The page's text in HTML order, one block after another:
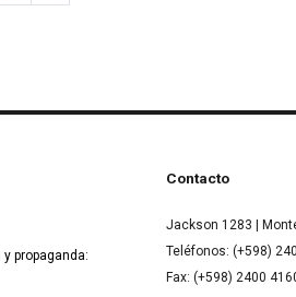
propaganda:
Contacto
Jackson 1283 |
Teléfonos: (+598)
Fax: (+598) 2400